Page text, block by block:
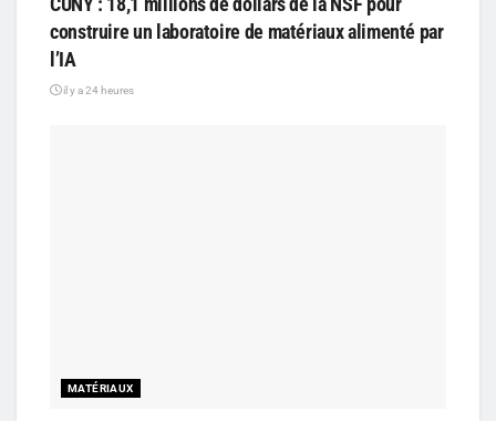
construire un laboratoire de matériaux alimenté par
l’IA
il y a 24 heures
MATÉRIAUX